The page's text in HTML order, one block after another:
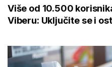
Više od 10.500
Viberu: Uključite se i